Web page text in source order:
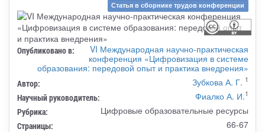
Статья в сборнике трудов конференции
Опубликовано в:
VI Международная научно-практическая
конференция «Цифровизация в системе
образования: передовой опыт и практика внедрения»
Автор: Зубкова А. Г. 1
Научный руководитель: Фиалко А. И.1
Рубрика: Цифровые образовательные ресурсы
Страницы: 66-67